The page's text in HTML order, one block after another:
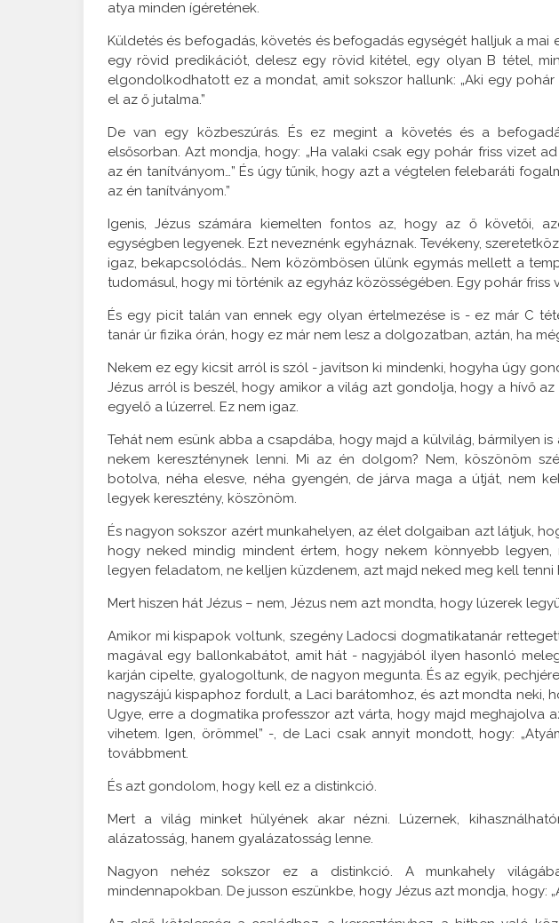
atya minden ígéretének.
Küldetés és befogadás, követés és befogadás egységét halljuk a mai
egy rövid predikációt, delesz egy rövid kitétel, egy olyan B tétel,
elgondolkodhatott ez a mondat, amit sokszor hallunk: „Aki egy
el az ő jutalma.”
De van egy közbeszúrás. És ez megint a követés és a
elsősorban. Azt mondja, hogy: „Ha valaki csak egy pohár friss vizet
az én tanítványom…” És úgy tűnik, hogy azt a végtelen felebaráti
az én tanítványom.”
Igenis, Jézus számára kiemelten fontos az, hogy az ő követői,
egységben legyenek. Ezt neveznénk egyháznak. Tevékeny,
igaz, bekapcsolódás… Nem közömbösen ülünk egymás mellett a
tudomásul, hogy mi történik az egyház közösségében. Egy pohár friss
És egy picit talán van ennek egy olyan értelmezése is - ez már C
tanár úr fizika órán, hogy ez már nem lesz a dolgozatban, aztán, ha
Nekem ez egy kicsit arról is szól - javítson ki mindenki, hogyha úgy
Jézus arról is beszél, hogy amikor a világ azt gondolja, hogy a hívő
egyelő a lúzerrel. Ez nem igaz.
Tehát nem esünk abba a csapdába, hogy majd a külvilág, bármilyen
nekem kereszténynek lenni. Mi az én dolgom? Nem, köszönöm
botolva, néha elesve, néha gyengén, de járva maga a útját, nem
legyek keresztény, köszönöm.
És nagyon sokszor azért munkahelyen, az élet dolgaiban azt látjuk,
hogy neked mindig mindent értem, hogy nekem könnyebb
legyen feladatom, ne kelljen küzdenem, azt majd neked meg kell tenni
Mert hiszen hát Jézus – nem, Jézus nem azt mondta, hogy lúzerek
Amikor mi kispapok voltunk, szegény Ladocsi dogmatikatanár
magával egy ballonkabátot, amit hát - nagyjából ilyen hasonló
karján cipelte, gyalogoltunk, de nagyon megunta. És az egyik,
nagyszájú kispaphoz fordult, a Laci barátomhoz, és azt mondta neki,
Ugye, erre a dogmatika professzor azt várta, hogy majd meghajolva
vihetem. Igen, örömmel” -, de Laci csak annyit mondott, hogy:
továbbment.
És azt gondolom, hogy kell ez a distinkció.
Mert a világ minket hülyének akar nézni. Lúzernek,
alázatosság, hanem gyalázatosság lenne.
Nagyon nehéz sokszor ez a distinkció. A munkahely
mindennapokban. De jusson eszünkbe, hogy Jézus azt mondja, hogy: